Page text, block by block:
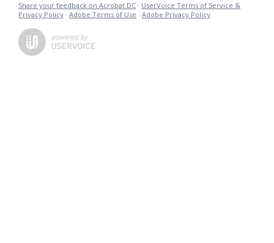
Share your feedback on Acrobat DC · UserVoice Terms of Service &
Privacy Policy · Adobe Terms of Use · Adobe Privacy Policy